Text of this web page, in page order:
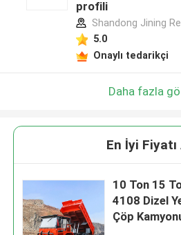
profili
Shandong Jining
5.0
Onaylı tedarikçi
Daha fazla
En İyi Fiyatı
10 Ton 15
4108 Dizel
Çöp